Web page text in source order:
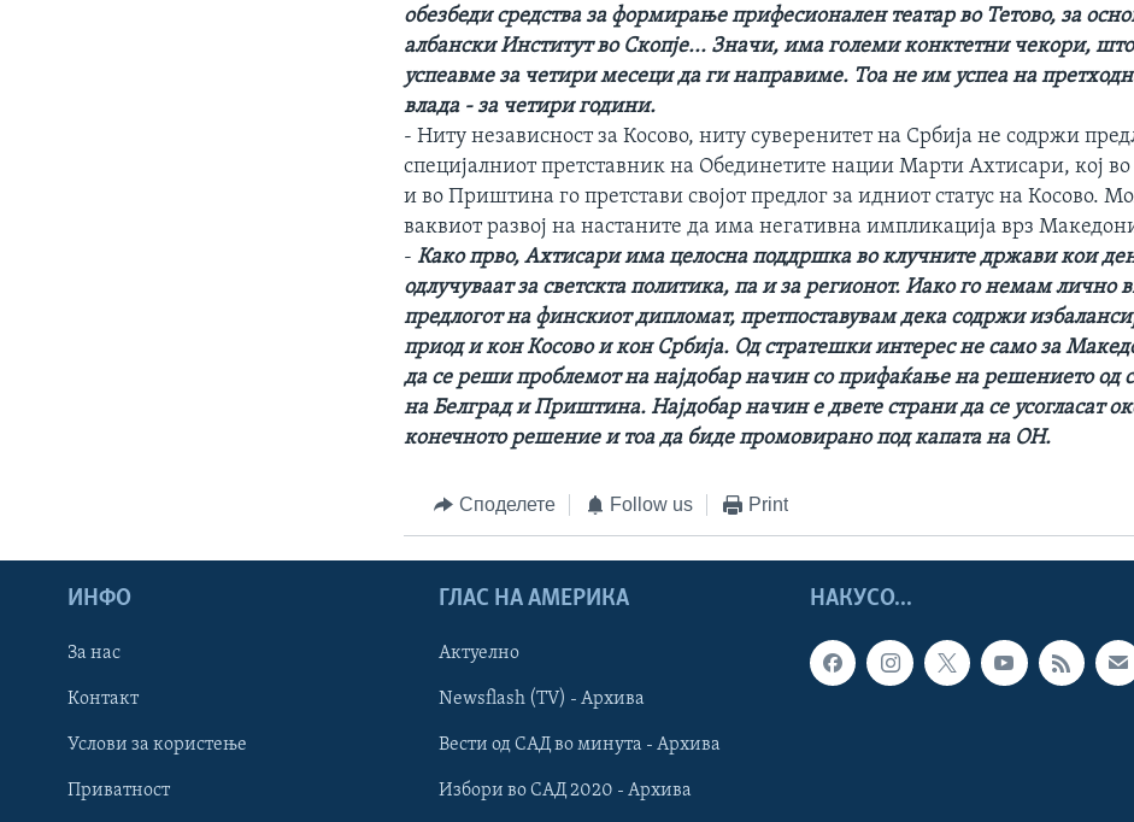
Learning English
НАКУСО...
обезбеди средства за формирање прифесионален театар во Тетово, за
албански Институт во Скопје... Значи, има големи конктетни чекори,
успеавме за четири месеци да ги направиме. Тоа не им успеа на
влада - за четири години.
- Ниту независност за Косово, ниту суверенитет на Србија не содржи
специјалниот претставник на Обединетите нации Марти Ахтисари, кој во
и во Приштина го претстави својот предлог за идниот статус на Косово.
ваквиот развој на настаните да има негативна импликација врз
-Како прво, Ахтисари има целосна поддршка во клучните држави кои
одлучуваат за светскта политика, па и за регионот. Иако го немам лично
предлогот на финскиот дипломат, претпоставувам дека содржи
приод и кон Косово и кон Србија. Од стратешки интерес не само за
да се реши проблемот на најдобар начин со прифаќање на решението од
на Белград и Приштина. Најдобар начин е двете страни да се усогласат
конечното решение и тоа да биде промовирано под капата на ОН.
Споделете Follow us Print
НАКУСО...
ИНФО
За нас
Контакт
Услови за користење
Приватност
ГЛАС НА АМЕРИКА
Актуелно
Newsflash (TV) - Архива
Вести од САД во минута - Архива
Избори во САД 2020 - Архива